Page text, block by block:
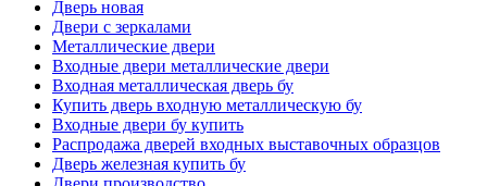
Дверь новая
Двери с зеркалами
Металлические двери
Входные двери металлические двери
Входная металлическая дверь бу
Купить дверь входную металлическую бу
Входные двери бу купить
Распродажа дверей входных выставочных образцов
Дверь железная купить бу